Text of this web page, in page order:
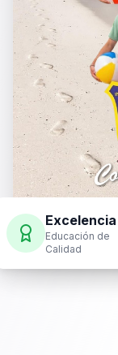
Excelencia
Educación de
Calidad